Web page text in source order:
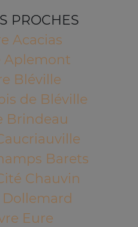
PROCHES
Acacias
Aplemont
Bléville
de Bléville
Brindeau
Barets
Chauvin
Dollemard
Eure